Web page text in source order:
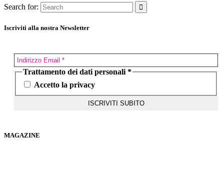
Search for:
Iscriviti alla nostra Newsletter
Trattamento dei dati personali *
Accetto la privacy
MAGAZINE